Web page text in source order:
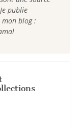
publie
mon blog :